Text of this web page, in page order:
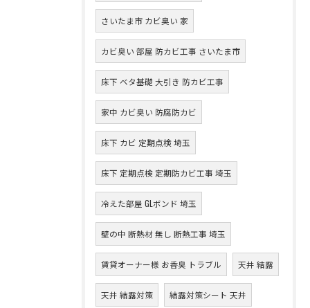
さいたま市 カビ臭い 家
カビ臭い 部屋 防カビ工事 さいたま市
床下 ベタ基礎 大引き 防カビ工事
家中 カビ臭い 防腐防カビ
床下 カビ 定期点検 埼玉
床下 定期点検 定期防カビ工事 埼玉
冷えた部屋 GLボンド 埼玉
壁の中 断熱材 無し 断熱工事 埼玉
賃貸オーナー様 お香臭 トラブル 天井 結露
天井 結露対策 結露対策シート 天井